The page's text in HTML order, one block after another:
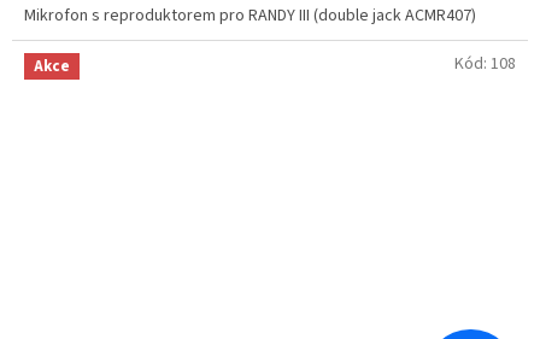
z
5
hvězdiček.
Mikrofon s reproduktorem pro RANDY III (double jack ACMR407)
Akce Kód: 108